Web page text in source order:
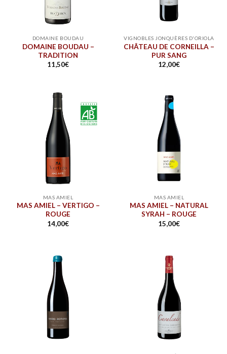
DOMAINE BOUDAU
DOMAINE BOUDAU –
TRADITION
11,50€
VIGNOBLES JONQUÈRES D'ORIOLA
CHÂTEAU DE CORNEILLA –
PUR SANG
12,00€
MAS AMIEL
MAS AMIEL – VERTIGO –
ROUGE
14,00€
MAS AMIEL
MAS AMIEL – NATURAL
SYRAH – ROUGE
15,00€